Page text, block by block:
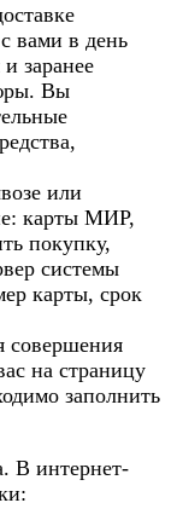
вами в день
заранее
Вы
или
карты МИР,
покупку,
системы
карты, срок
совершения
на страницу
заполнить
В интернет-